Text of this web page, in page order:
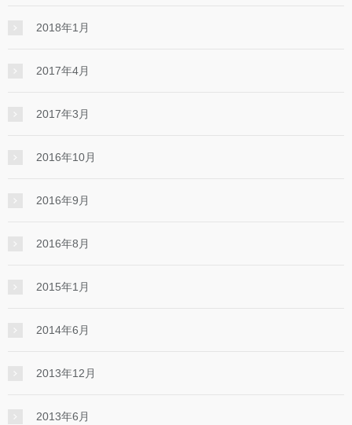
2018年1月
2017年4月
2017年3月
2016年10月
2016年9月
2016年8月
2015年1月
2014年6月
2013年12月
2013年6月